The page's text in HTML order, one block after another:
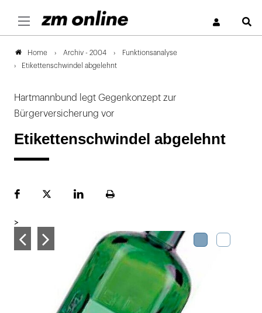
Home Archiv - 2004
Funktionsanalyse
Etikettenschwindel abgelehnt
Hartmannbund legt Gegenkonzept zur
Bürgerversicherung vor
Etikettenschwindel abgelehnt
FacebookPlattformLinekdInSeite
>